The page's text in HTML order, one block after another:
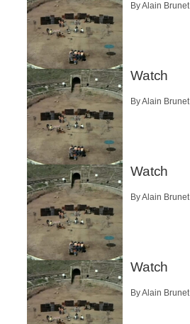
By Alain Brunet
Watch
By Alain Brunet
Watch
By Alain Brunet
Watch
By Alain Brunet